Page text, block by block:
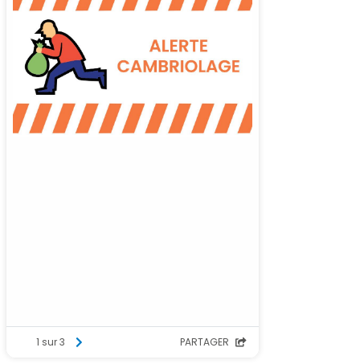
1 sur 3 PARTAGER